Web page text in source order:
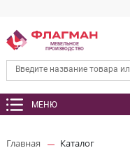
МЕБЕЛЬНОЕ
ПРОИЗВОДСТВО
МЕНЮ
Главная Каталог